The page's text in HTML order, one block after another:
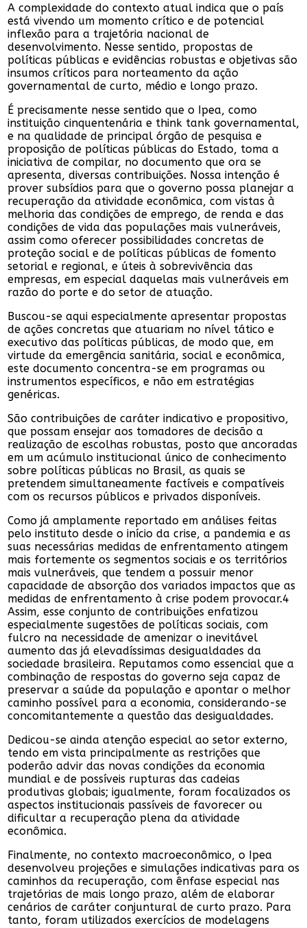
A complexidade do contexto atual indica que o país
está vivendo um momento crítico e de potencial
inflexão para a trajetória nacional de
desenvolvimento. Nesse sentido, propostas de
políticas públicas e evidências robustas e objetivas são
insumos críticos para norteamento da ação
governamental de curto, médio e longo prazo.
É precisamente nesse sentido que o Ipea, como
instituição cinquentenária e think tank governamental,
e na qualidade de principal órgão de pesquisa e
proposição de políticas públicas do Estado, toma a
iniciativa de compilar, no documento que ora se
apresenta, diversas contribuições. Nossa intenção é
prover subsídios para que o governo possa planejar a
recuperação da atividade econômica, com vistas à
melhoria das condições de emprego, de renda e das
condições de vida das populações mais vulneráveis,
assim como oferecer possibilidades concretas de
proteção social e de políticas públicas de fomento
setorial e regional, e úteis à sobrevivência das
empresas, em especial daquelas mais vulneráveis em
razão do porte e do setor de atuação.
Buscou-se aqui especialmente apresentar propostas
de ações concretas que atuariam no nível tático e
executivo das políticas públicas, de modo que, em
virtude da emergência sanitária, social e econômica,
este documento concentra-se em programas ou
instrumentos específicos, e não em estratégias
genéricas.
São contribuições de caráter indicativo e propositivo,
que possam ensejar aos tomadores de decisão a
realização de escolhas robustas, posto que ancoradas
em um acúmulo institucional único de conhecimento
sobre políticas públicas no Brasil, as quais se
pretendem simultaneamente factíveis e compatíveis
com os recursos públicos e privados disponíveis.
Como já amplamente reportado em análises feitas
pelo instituto desde o início da crise, a pandemia e as
suas necessárias medidas de enfrentamento atingem
mais fortemente os segmentos sociais e os territórios
mais vulneráveis, que tendem a possuir menor
capacidade de absorção dos variados impactos que as
medidas de enfrentamento à crise podem provocar.4
Assim, esse conjunto de contribuições enfatizou
especialmente sugestões de políticas sociais, com
fulcro na necessidade de amenizar o inevitável
aumento das já elevadíssimas desigualdades da
sociedade brasileira. Reputamos como essencial que a
combinação de respostas do governo seja capaz de
preservar a saúde da população e apontar o melhor
caminho possível para a economia, considerando-se
concomitantemente a questão das desigualdades.
Dedicou-se ainda atenção especial ao setor externo,
tendo em vista principalmente as restrições que
poderão advir das novas condições da economia
mundial e de possíveis rupturas das cadeias
produtivas globais; igualmente, foram focalizados os
aspectos institucionais passíveis de favorecer ou
dificultar a recuperação plena da atividade
econômica.
Finalmente, no contexto macroeconômico, o Ipea
desenvolveu projeções e simulações indicativas para os
caminhos da recuperação, com ênfase especial nas
trajetórias de mais longo prazo, além de elaborar
cenários de caráter conjuntural de curto prazo. Para
tanto, foram utilizados exercícios de modelagens